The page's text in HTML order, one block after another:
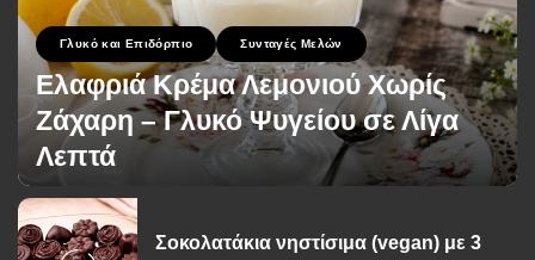
Γλυκό και Επιδόρπιο Συνταγές Μελών
Ελαφριά Κρέμα Λεμονιού Χωρίς
Ζάχαρη – Γλυκό Ψυγείου σε Λίγα
Λεπτά
Posted
by
George Zolis 1 Ιουλίου 2026
Σοκολατάκια νηστίσιμα (vegan) με 3